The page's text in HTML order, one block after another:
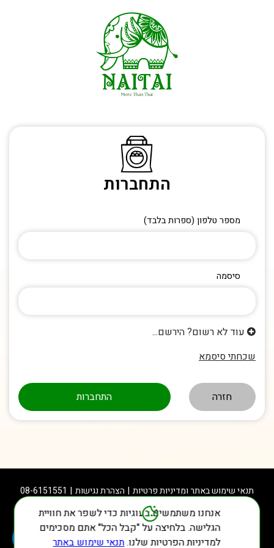
התחברות
מספר טלפון (ספרות בלבד)
סיסמה
עוד לא רשום? הירשם...
שכחתי סיסמא
חזרה
תנאי שימוש באתר ומדיניות פרטיות הצהרת נגישות 08-6151551
© כל הזכויות שמורות
אנחנו משתמשים בעוגיות כדי לשפר את חוויית
הגלישה. בלחיצה על "קבל הכל" אתם מסכימים
למדיניות הפרטיות שלנו.תנאי שימוש באתר